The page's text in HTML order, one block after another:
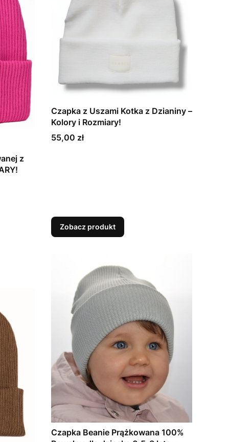
z
Czapka z Uszami Kotka z Dzianiny –
Kolory i Rozmiary!
Cena
55,00 zł
Zobacz produkt
Czapka Beanie Prążkowana 100%